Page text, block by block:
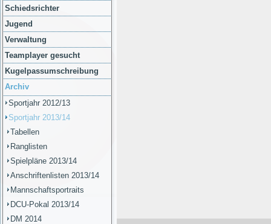
Schiedsrichter
Jugend
Verwaltung
Teamplayer gesucht
Kugelpassumschreibung
Archiv
Sportjahr 2012/13
Sportjahr 2013/14
Tabellen
Ranglisten
Spielpläne 2013/14
Anschriftenlisten 2013/14
Mannschaftsportraits
DCU-Pokal 2013/14
DM 2014